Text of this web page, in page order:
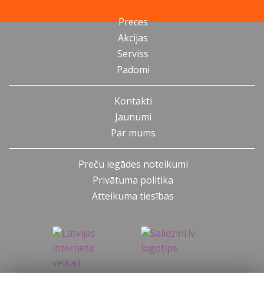
Preces
Akcijas
Serviss
Padomi
Kontakti
Jaunumi
Par mums
Preču iegādes noteikumi
Privātuma politika
Atteikuma tiesības